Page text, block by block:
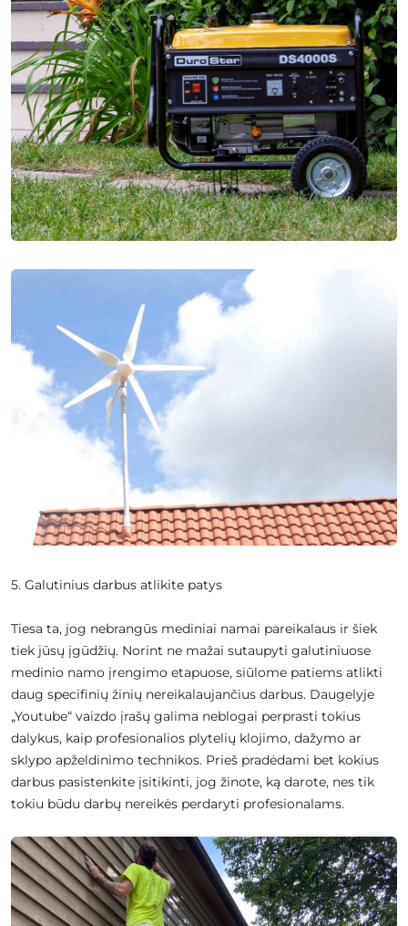
5. Galutinius darbus atlikite patys
Tiesa ta, jog nebrangūs mediniai namai pareikalaus ir šiek
tiek jūsų įgūdžių. Norint ne mažai sutaupyti galutiniuose
medinio namo įrengimo etapuose, siūlome patiems atlikti
daug specifinių žinių nereikalaujančius darbus. Daugelyje
„Youtube“ vaizdo įrašų galima neblogai perprasti tokius
dalykus, kaip profesionalios plytelių klojimo, dažymo ar
sklypo apželdinimo technikos. Prieš pradėdami bet kokius
darbus pasistenkite įsitikinti, jog žinote, ką darote, nes tik
tokiu būdu darbų nereikės perdaryti profesionalams.